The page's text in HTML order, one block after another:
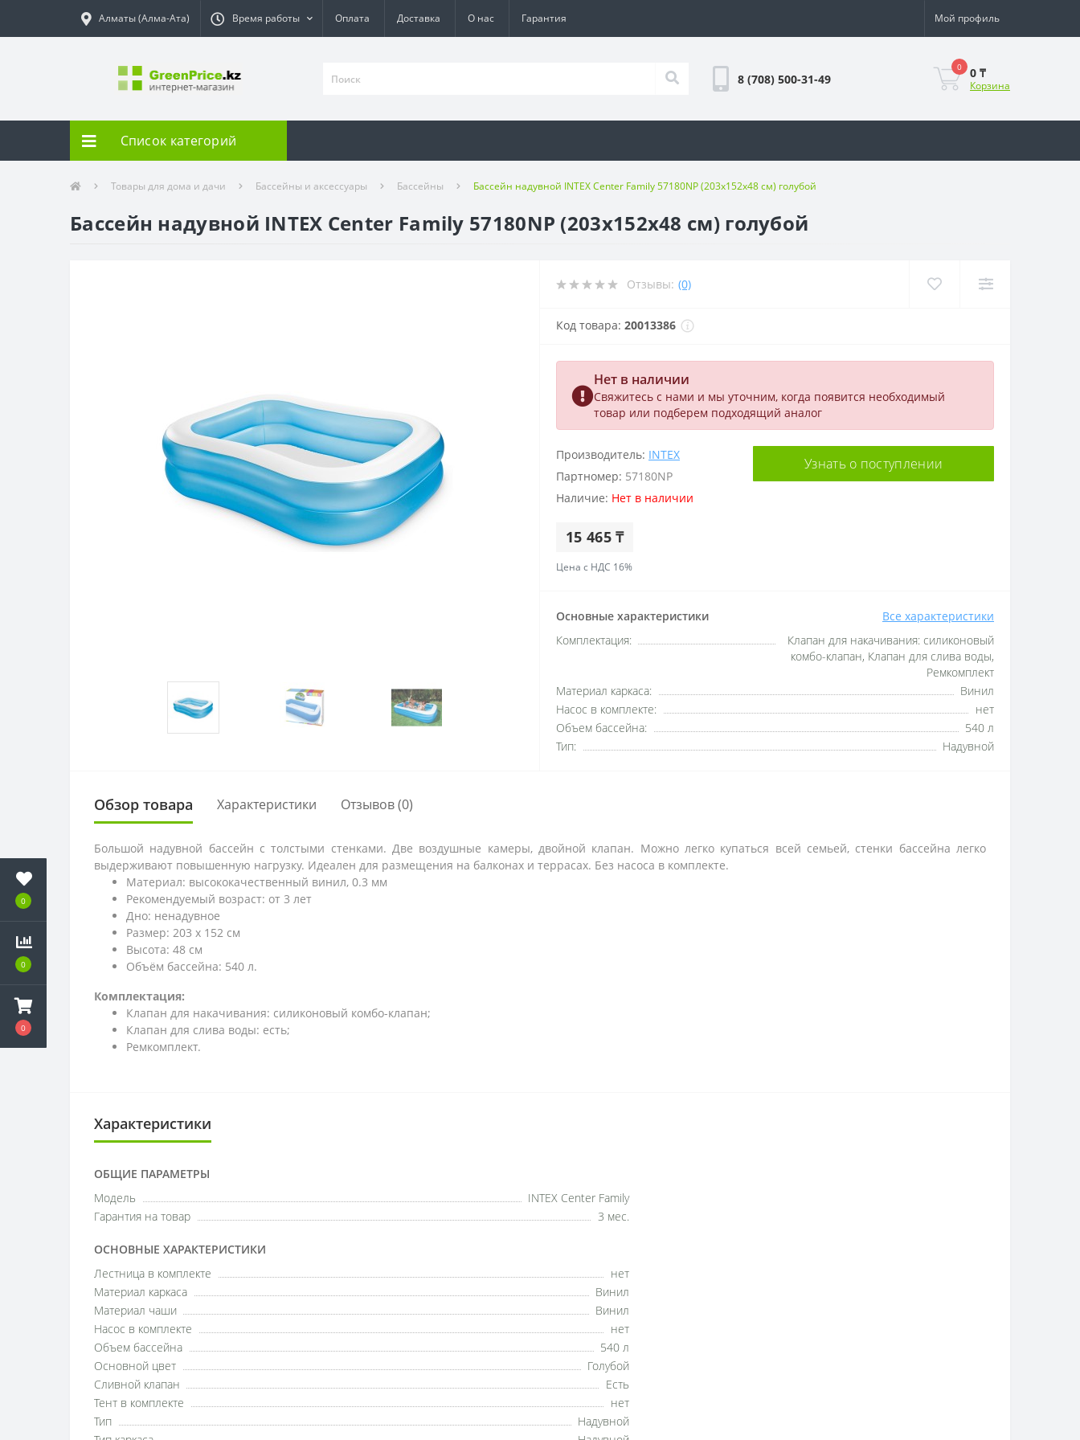
0
0
0
Алматы (Алма-Ата) Время работы Оплата Доставка О нас Гарантия Мой профиль
8 (708) 500-31-49
0 0 ₸
Корзина
Список категорий
Товары для дома и дачи Бассейны и аксессуары Бассейны Бассейн надувной INTEX Center Family 57180NP (203х152х48 см) голубой
Бассейн надувной INTEX Center Family 57180NP (203х152х48 см) голубой
Отзывы: (0)
Код товара: 20013386
Нет в наличии
Свяжитесь с нами и мы уточним, когда появится необходимый
товар или подберем подходящий аналог
Производитель: INTEX
Партномер: 57180NP
Наличие: Нет в наличии
15 465 ₸
Цена с НДС 16%
Узнать о поступлении
Основные характеристики Все характеристики
Комплектация:
Клапан для накачивания: силиконовый
комбо-клапан, Клапан для слива воды,
Ремкомплект
Материал каркаса:
Винил
Насос в комплекте:
нет
Объем бассейна:
540 л
Тип:
Надувной
Обзор товара Характеристики Отзывов (0)
Большой надувной бассейн с толстыми стенками. Две воздушные камеры, двойной клапан. Можно легко купаться всей семьей, стенки бассейна легко
выдерживают повышенную нагрузку. Идеален для размещения на балконах и террасах. Без насоса в комплекте.
Материал: высококачественный винил, 0.3 мм
Рекомендуемый возраст: от 3 лет
Дно: ненадувное
Размер: 203 х 152 см
Высота: 48 см
Объём бассейна: 540 л.
Комплектация:
Клапан для накачивания: силиконовый комбо-клапан;
Клапан для слива воды: есть;
Ремкомплект.
Характеристики
ОБЩИЕ ПАРАМЕТРЫ
Модель
INTEX Center Family
Гарантия на товар
3 мес.
ОСНОВНЫЕ ХАРАКТЕРИСТИКИ
Лестница в комплекте
нет
Материал каркаса
Винил
Материал чаши
Винил
Насос в комплекте
нет
Объем бассейна
540 л
Основной цвет
Голубой
Сливной клапан
Есть
Тент в комплекте
нет
Тип
Надувной